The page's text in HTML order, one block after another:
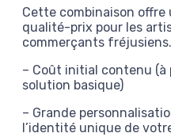
Cette combinaison
qualité-prix pour les
commerçants
– Coût initial contenu
solution basique)
– Grande
l’identité unique de